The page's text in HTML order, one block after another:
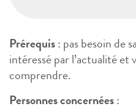
Prérequis : pas besoin de
intéressé par l’actualité et
comprendre.
Personnes concernées :